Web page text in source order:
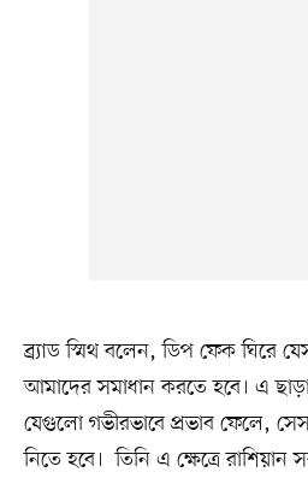
ব্র্যাড স্মিথ বলেন, ডিপ ফেক ঘিরে
আমাদের সমাধান করতে হবে। এ
যেগুলো গভীরভাবে প্রভাব ফেলে,
নিতে হবে। তিনি এ ক্ষেত্রে